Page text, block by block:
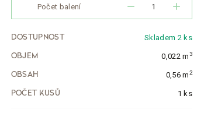
Počet balení remove add
DOSTUPNOST Skladem 2 ks
OBJEM 0,022 m3
OBSAH 0,56 m2
POČET KUSŮ 1 ks